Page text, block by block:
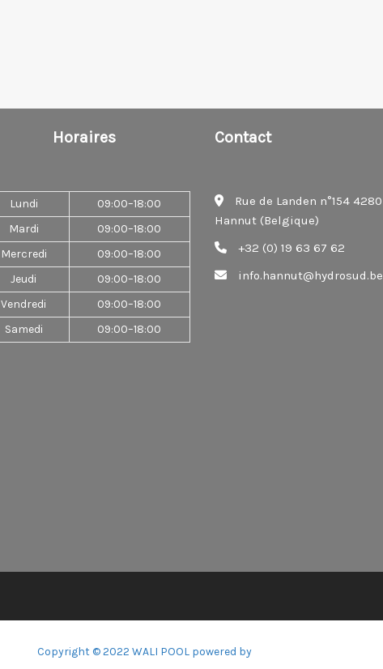
Horaires
Lundi
09:00–18:00
Mardi
09:00–18:00
Mercredi
09:00–18:00
Jeudi
09:00–18:00
Vendredi
09:00–18:00
Samedi
09:00–18:00
Contact
Rue de Landen n°154 4280
Hannut (Belgique)
+32 (0) 19 63 67 62
info.hannut@hydrosud.be
Copyright © 2022 WALI POOL powered by